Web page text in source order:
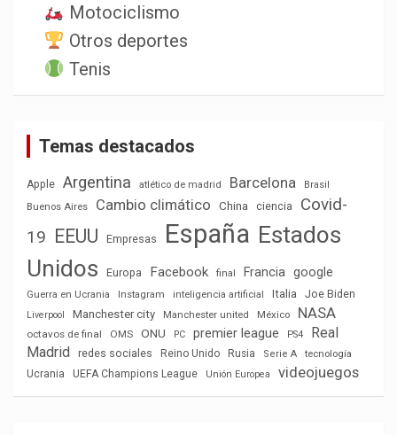
Motociclismo
Otros deportes
Tenis
Temas destacados
Apple Argentina atlético de madrid Barcelona
Brasil
Buenos Aires
Cambio climático China ciencia
Covid-
19 EEUU Empresas España Estados
Unidos
Europa Facebook final Francia google
Guerra en Ucrania Instagram inteligencia artificial Italia Joe Biden
Liverpool Manchester city Manchester united México NASA
octavos de final OMS ONU PC premier league PS4
Real
Madrid
redes sociales Reino Unido Rusia Serie A
tecnología
Ucrania
UEFA Champions League Unión Europea videojuegos